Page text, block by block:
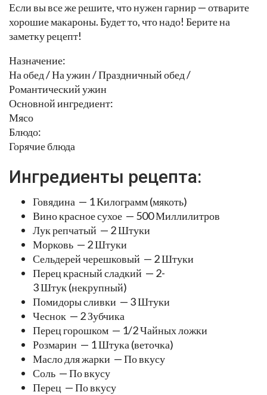
Если вы все же решите, что нужен гарнир — отварите
хорошие макароны. Будет то, что надо! Берите на
заметку рецепт!
Назначение:
На обед / На ужин / Праздничный обед /
Романтический ужин
Основной ингредиент:
Мясо
Блюдо:
Горячие блюда
Ингредиенты рецепта:
Говядина — 1 Килограмм (мякоть)
Вино красное сухое — 500 Миллилитров
Лук репчатый — 2 Штуки
Морковь — 2 Штуки
Сельдерей черешковый — 2 Штуки
Перец красный сладкий — 2-
3 Штук (некрупный)
Помидоры сливки — 3 Штуки
Чеснок — 2 Зубчика
Перец горошком — 1/2 Чайных ложки
Розмарин — 1 Штука (веточка)
Масло для жарки — По вкусу
Соль — По вкусу
Перец — По вкусу